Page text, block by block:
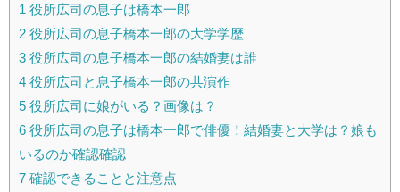
1 役所広司の息子は橋本一郎
2 役所広司の息子橋本一郎の大学学歴
3 役所広司の息子橋本一郎の結婚妻は誰
4 役所広司と息子橋本一郎の共演作
5 役所広司に娘がいる？画像は？
6 役所広司の息子は橋本一郎で俳優！結婚妻と大学は？娘も
いるのか確認確認
7 確認できることと注意点